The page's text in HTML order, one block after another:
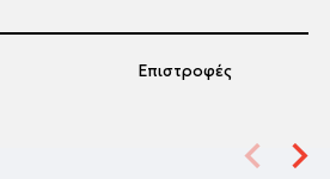
Επιστροφές